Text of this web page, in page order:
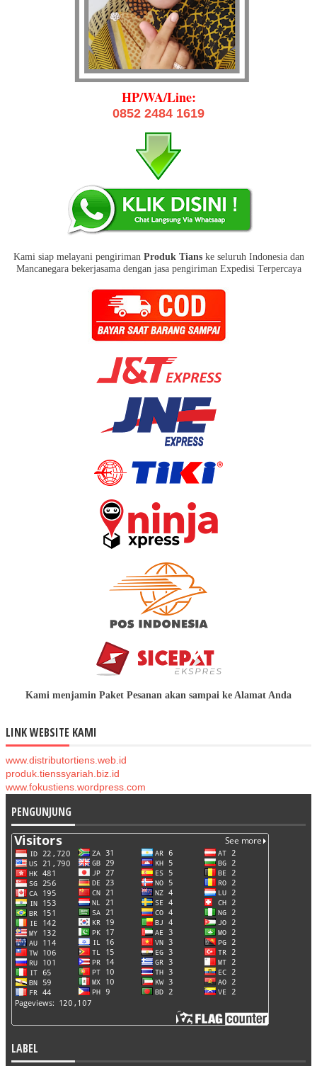
HP/WA/Line:
0852 2484 1619
Kami siap melayani pengiriman Produk Tianske seluruh Indonesia dan
Mancanegara bekerjasama dengan jasa pengiriman Expedisi Terpercaya
Kami menjamin Paket Pesanan akan sampai ke Alamat Anda
LINK WEBSITE KAMI
www.distributortiens.web.id
produk.tienssyariah.biz.id
www.fokustiens.wordpress.com
PENGUNJUNG
LABEL